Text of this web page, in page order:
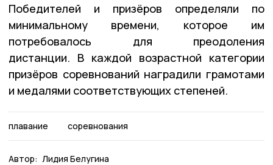
Победителей и призёров определяли по
минимальному времени, которое им
потребовалось для преодоления
дистанции. В каждой возрастной категории
призёров соревнований наградили грамотами
и медалями соответствующих степеней.
плавание соревнования
Автор: Лидия Белугина